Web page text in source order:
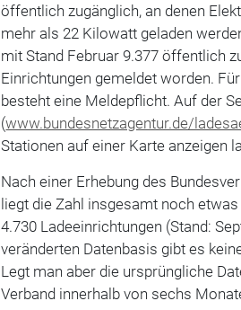
öffentlich zugänglich, an denen
mehr als 22 Kilowatt geladen
mit Stand Februar 9.377 öffentlich
Einrichtungen gemeldet worden.
besteht eine Meldepflicht. Auf der
(www.bundesnetzagentur.de/
Stationen auf einer Karte anzeigen
Nach einer Erhebung des
liegt die Zahl insgesamt noch
4.730 Ladeeinrichtungen (Stand:
veränderten Datenbasis gibt es
Legt man aber die ursprüngliche
Verband innerhalb von sechs